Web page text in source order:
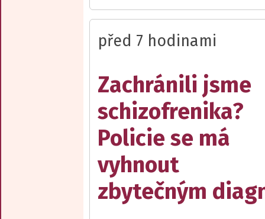
před 7 hodinami
Zachránili jsme
schizofrenika?
Policie se má
vyhnout
zbytečným